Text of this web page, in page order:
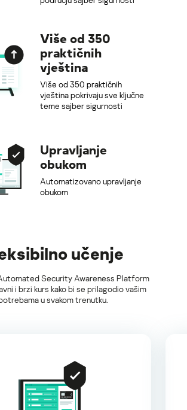
Više od 350
praktičnih
vještina
Više od 350 praktičnih
vještina pokrivaju sve ključne
teme sajber sigurnosti
Upravljanje
obukom
Automatizovano upravljanje
obukom
učenje
Security Awareness Platform
i brzi kurs kako bi se prilagodio vašim
u svakom trenutku.